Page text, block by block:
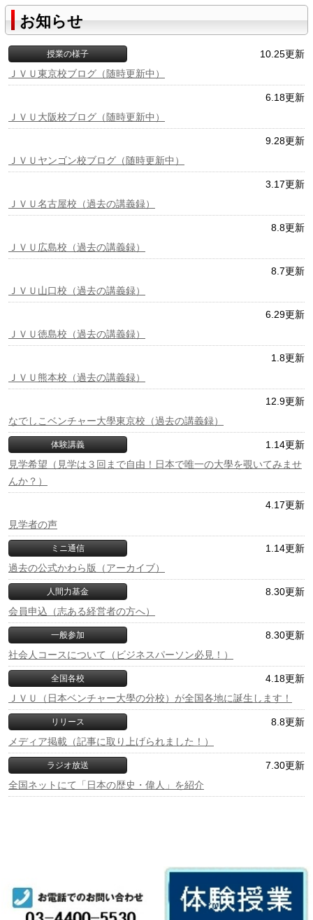
お知らせ
授業の様子
10.25更新
ＪＶＵ東京校ブログ（随時更新中）
6.18更新
ＪＶＵ大阪校ブログ（随時更新中）
9.28更新
ＪＶＵヤンゴン校ブログ（随時更新中）
3.17更新
ＪＶＵ名古屋校（過去の講義録）
8.8更新
ＪＶＵ広島校（過去の講義録）
8.7更新
ＪＶＵ山口校（過去の講義録）
6.29更新
ＪＶＵ徳島校（過去の講義録）
1.8更新
ＪＶＵ熊本校（過去の講義録）
12.9更新
なでしこベンチャー大學東京校（過去の講義録）
体験講義
1.14更新
見学希望（見学は３回まで自由！日本で唯一の大學を覗いてみませ
んか？）
4.17更新
見学者の声
ミニ通信
1.14更新
過去の公式かわら版（アーカイブ）
人間力基金
8.30更新
会員申込（志ある経営者の方へ）
一般参加
8.30更新
社会人コースについて（ビジネスパーソン必見！）
全国各校
4.18更新
ＪＶＵ（日本ベンチャー大學の分校）が全国各地に誕生します！
リリース
8.8更新
メディア掲載（記事に取り上げられました！）
ラジオ放送
7.30更新
全国ネットにて「日本の歴史・偉人」を紹介